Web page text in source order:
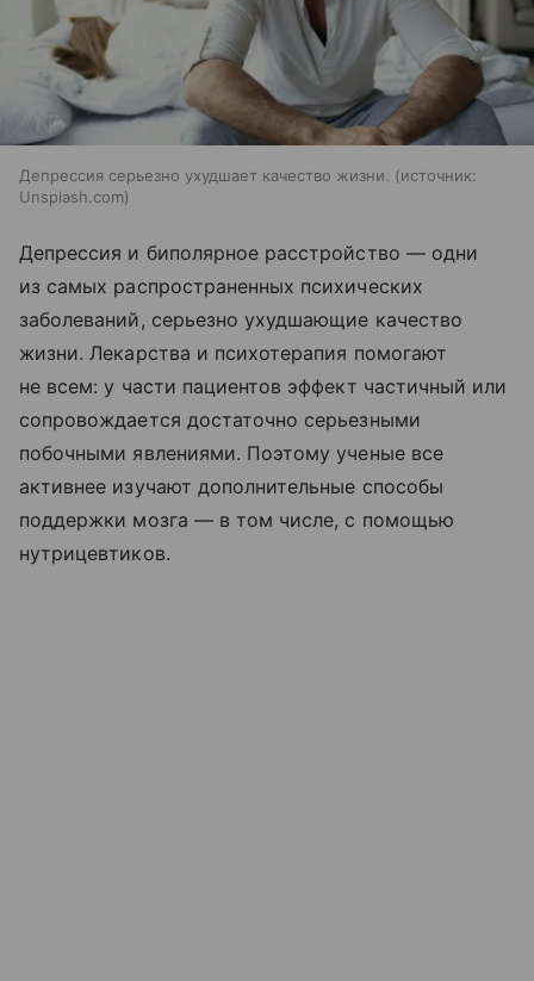
Депрессия серьезно ухудшает качество жизни.
источник:
Unsplash.com
Депрессия и биполярное расстройство — одни
из самых распространенных психических
заболеваний, серьезно ухудшающие качество
жизни. Лекарства и психотерапия помогают
не всем: у части пациентов эффект частичный или
сопровождается достаточно серьезными
побочными явлениями. Поэтому ученые все
активнее изучают дополнительные способы
поддержки мозга — в том числе, с помощью
нутрицевтиков.